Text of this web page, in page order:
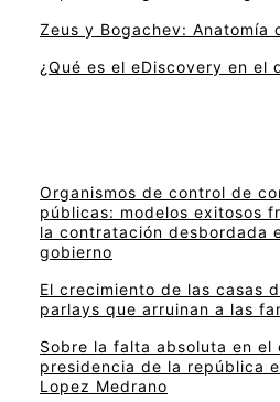
Zeus y Bogachev: Anatomía
¿Qué es el eDiscovery en el
Organismos de control de
públicas: modelos exitosos
la contratación desbordada
gobierno
El crecimiento de las casas
parlays que arruinan a las
Sobre la falta absoluta en el
presidencia de la república
Lopez Medrano